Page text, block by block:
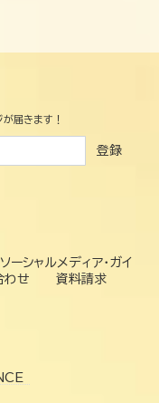
届きます！
登録
ソーシャルメディア・ガイ
わせ
資料請求